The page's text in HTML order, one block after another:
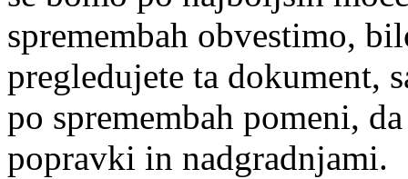
spremembah obvestimo,
pregledujete ta dokument,
po spremembah pomeni,
popravki in nadgradnjami.